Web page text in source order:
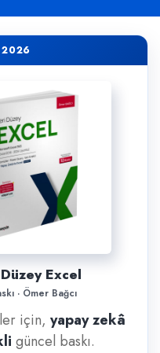
2026
Excel
· Ömer Bağcı
için,yapay zekâ
güncel baskı.